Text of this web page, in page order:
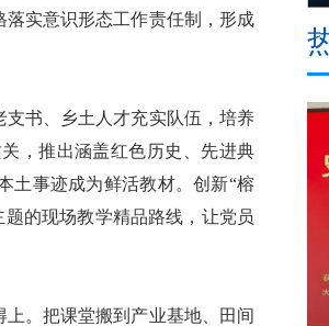
实意识形态工作责任制，形成
书、乡土人才充实队伍，培养
，推出涵盖红色历史、先进典
土事迹成为鲜活教材。创新“榕
的现场教学精品路线，让党员
。把课堂搬到产业基地、田间